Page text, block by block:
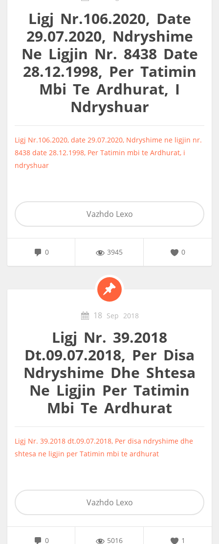
Ligj Nr.106.2020, Date
29.07.2020, Ndryshime
Ne Ligjin Nr. 8438 Date
28.12.1998, Per Tatimin
Mbi Te Ardhurat, I
Ndryshuar
Ligj Nr.106.2020, date 29.07.2020, Ndryshime ne ligjin nr.
8438 date 28.12.1998, Per Tatimin mbi te Ardhurat, i
ndryshuar
0 3945 0
Vazhdo Lexo
Ligj Nr. 39.2018
Dt.09.07.2018, Per Disa
Ndryshime Dhe Shtesa
Ne Ligjin Per Tatimin
Mbi Te Ardhurat
Ligj Nr. 39.2018 dt.09.07.2018, Per disa ndryshime dhe
shtesa ne ligjin per Tatimin mbi te ardhurat
18 Sep 2018
0 5016 1
Vazhdo Lexo